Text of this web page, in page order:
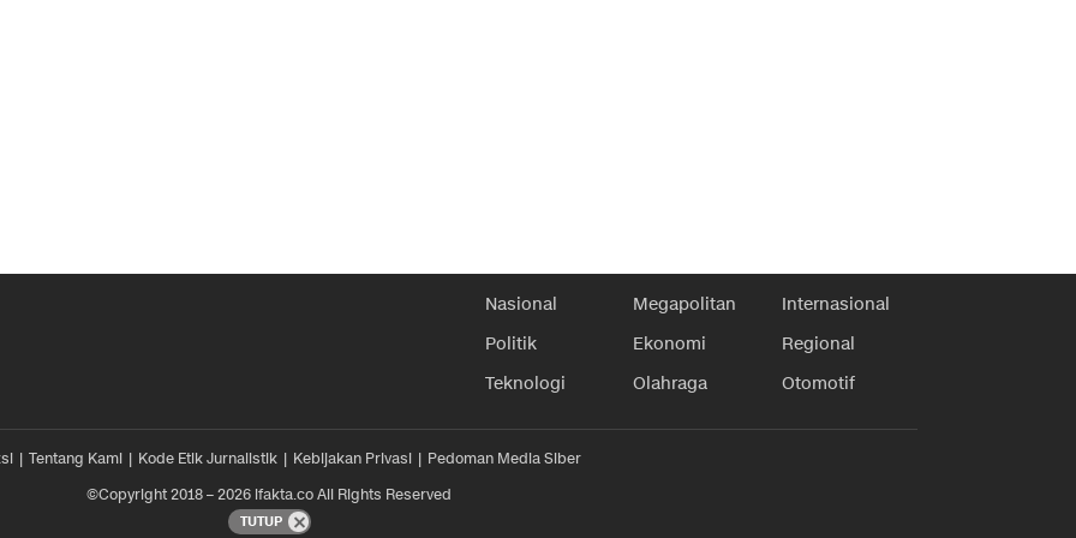
Nasional Megapolitan
Internasional
Politik
Ekonomi
Regional
Teknologi
Olahraga Otomotif
Tentang Kami Kode Etik Jurnalistik Kebijakan Privasi
Pedoman Media Siber
©Copyright 2018 – 2026 ifakta.co All Rights Reserved
TUTUP